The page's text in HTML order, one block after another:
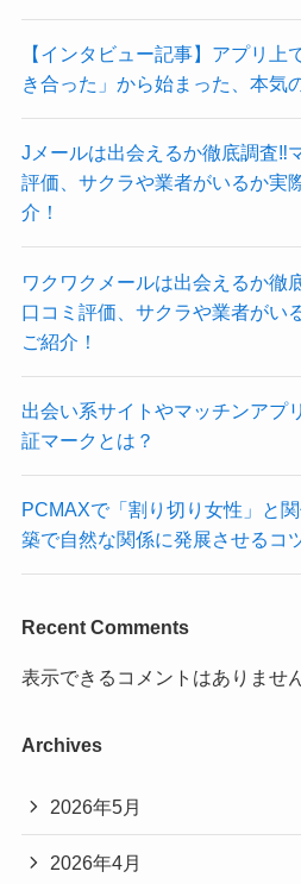
【インタビュー記事】アプリ上
き合った」から始まった、本気
Jメールは出会えるか徹底調査‼
評価、サクラや業者がいるか実
介！
ワクワクメールは出会えるか徹
口コミ評価、サクラや業者がい
ご紹介！
出会い系サイトやマッチンアプ
証マークとは？
PCMAXで「割り切り女性」と
築で自然な関係に発展させるコ
Recent Comments
表示できるコメントはありません
Archives
2026年5月
2026年4月